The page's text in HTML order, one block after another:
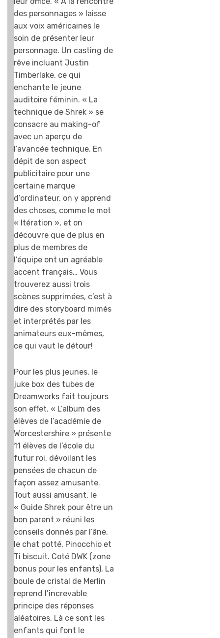
des personnages » laisse
aux voix américaines le
soin de présenter leur
personnage. Un casting de
rêve incluant Justin
Timberlake, ce qui
enchante le jeune
auditoire féminin. « La
technique de Shrek » se
consacre au making-of
avec un aperçu de
l’avancée technique. En
dépit de son aspect
publicitaire pour une
certaine marque
d’ordinateur, on y apprend
des choses, comme le mot
« Itération », et on
découvre que de plus en
plus de membres de
l’équipe ont un agréable
accent français… Vous
trouverez aussi trois
scènes supprimées, c’est à
dire des storyboard mimés
et interprétés par les
animateurs eux-mêmes,
ce qui vaut le détour!
Pour les plus jeunes, le
juke box des tubes de
Dreamworks fait toujours
son effet. « L’album des
élèves de l’académie de
Worcestershire » présente
11 élèves de l’école du
futur roi, dévoilant les
pensées de chacun de
façon assez amusante.
Tout aussi amusant, le
« Guide Shrek pour être un
bon parent » réuni les
conseils donnés par l’âne,
le chat potté, Pinocchio et
Ti biscuit. Coté DWK (zone
bonus pour les enfants), La
boule de cristal de Merlin
reprend l’increvable
principe des réponses
aléatoires. Là ce sont les
enfants qui font le